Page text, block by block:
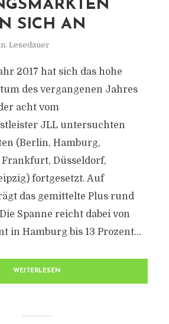
SICH AN
Lesedauer
2017 hat sich das hohe
des vergangenen Jahres
acht vom
JLL untersuchten
(Berlin, Hamburg,
Düsseldorf,
fortgesetzt. Auf
das gemittelte Plus rund
Spanne reicht dabei von
in Hamburg bis 13 Prozent...
WEITERLESEN